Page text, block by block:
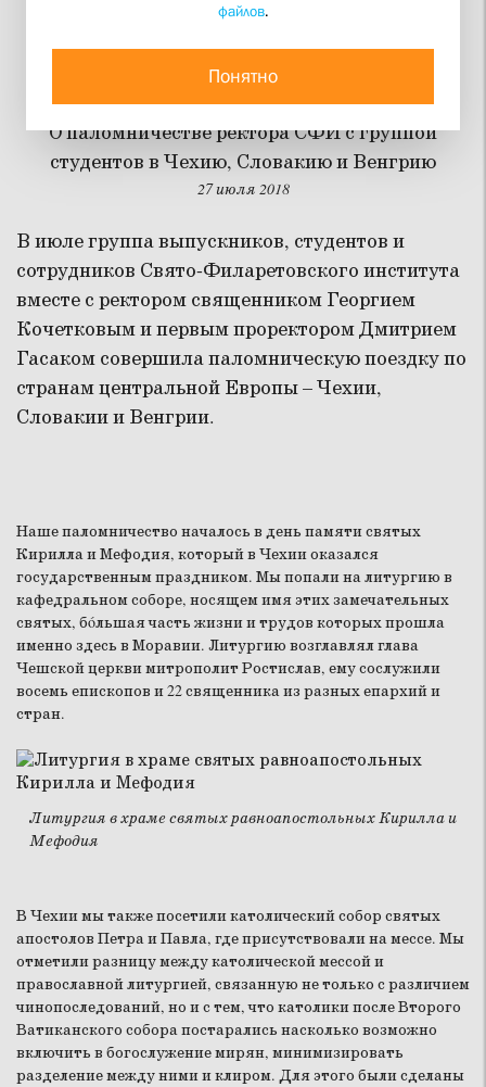
Паломники из СФИ в
Будапеште и Праге
О паломничестве ректора СФИ с группой
студентов в Чехию, Словакию и Венгрию
27 июля 2018
В июле группа выпускников, студентов и
сотрудников Свято-Филаретовского института
вместе с ректором священником Георгием
Кочетковым и первым проректором Дмитрием
Гасаком совершила паломническую поездку по
странам центральной Европы – Чехии,
Словакии и Венгрии.
Наше паломничество началось в день памяти святых
Кирилла и Мефодия, который в Чехии оказался
государственным праздником. Мы попали на литургию в
кафедральном соборе, носящем имя этих замечательных
святых, бóльшая часть жизни и трудов которых прошла
именно здесь в Моравии. Литургию возглавлял глава
Чешской церкви митрополит Ростислав, ему сослужили
восемь епископов и 22 священника из разных епархий и
стран.
Литургия в храме святых равноапостольных Кирилла и
Мефодия
В Чехии мы также посетили католический собор святых
апостолов Петра и Павла, где присутствовали на мессе. Мы
отметили разницу между католической мессой и
православной литургией, связанную не только с различием
чинопоследований, но и с тем, что католики после Второго
Ватиканского собора постарались насколько возможно
включить в богослужение мирян, минимизировать
разделение между ними и клиром. Для этого были сделаны
файлов.
Понятно